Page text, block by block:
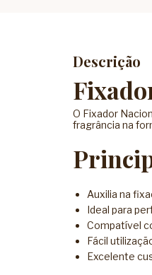
Descrição
O Fixador
fragrância na
Auxilia na
Ideal para
Compatível
Fácil
Excelente